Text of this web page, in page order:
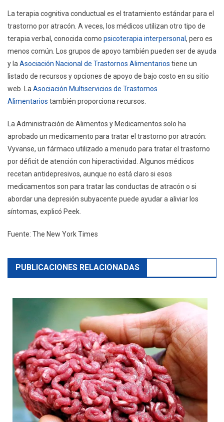
La terapia cognitiva conductual es el tratamiento estándar para el
trastorno por atracón. A veces, los médicos utilizan otro tipo de
terapia verbal, conocida como psicoterapia interpersonal , pero es
menos común. Los grupos de apoyo también pueden ser de ayuda
y la Asociación Nacional de Trastornos Alimentarios tiene un
listado de recursos y opciones de apoyo de bajo costo en su sitio
web. La Asociación Multiservicios de Trastornos
Alimentarios también proporciona recursos.
La Administración de Alimentos y Medicamentos solo ha
aprobado un medicamento para tratar el trastorno por atracón:
Vyvanse, un fármaco utilizado a menudo para tratar el trastorno
por déficit de atención con hiperactividad. Algunos médicos
recetan antidepresivos, aunque no está claro si esos
medicamentos son para tratar las conductas de atracón o si
abordar una depresión subyacente puede ayudar a aliviar los
síntomas, explicó Peek.
Fuente: The New York Times
PUBLICACIONES RELACIONADAS